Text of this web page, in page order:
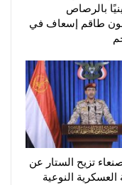
بالرصاص
طاقم إسعاف في
تزيح الستار عن
العسكرية النوعية